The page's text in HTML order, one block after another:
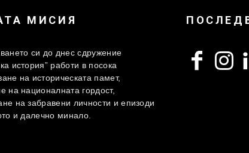
МИСИЯ
си до днес сдружение
история” работи в посока
на историческата памет,
на националната гордост,
на забравени личности и епизоди
и далечно минало.